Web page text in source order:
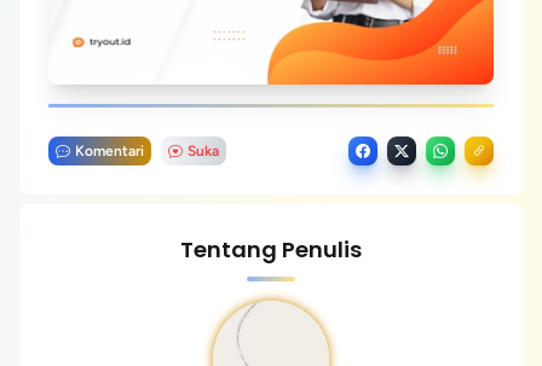
Komentari Suka
Tentang Penulis